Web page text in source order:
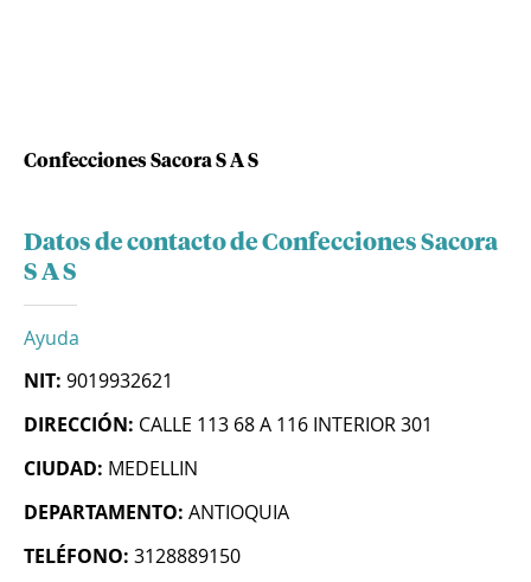
Confecciones Sacora S A S
Datos de contacto de Confecciones Sacora
S A S
Ayuda
NIT: 9019932621
DIRECCIÓN: CALLE 113 68 A 116 INTERIOR 301
CIUDAD: MEDELLIN
DEPARTAMENTO: ANTIOQUIA
TELÉFONO: 3128889150